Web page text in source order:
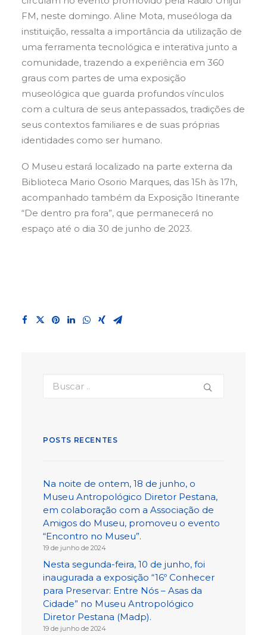
FM, neste domingo. Aline Mota, museóloga da
instituição, ressalta a importância da utilização de
uma ferramenta tecnológica e interativa junto a
comunidade, trazendo a experiência em 360
graus com partes de uma exposição
museológica que guarda profundos vínculos
com a cultura de seus antepassados, tradições de
seus contextos familiares e de suas próprias
identidades como ser humano.
O Museu estará localizado na parte externa da
Biblioteca Mario Osorio Marques, das 15h às 17h,
acompanhado também da Exposição Itinerante
“De dentro pra fora”, que permanecerá no
espaço até o dia 30 de junho de 2023.
POSTS RECENTES
Na noite de ontem, 18 de junho, o
Museu Antropológico Diretor Pestana,
em colaboração com a Associação de
Amigos do Museu, promoveu o evento
“Encontro no Museu”.
19 de junho de 2024
Nesta segunda-feira, 10 de junho, foi
inaugurada a exposição “16º Conhecer
para Preservar: Entre Nós – Asas da
Cidade” no Museu Antropológico
Diretor Pestana (Madp).
19 de junho de 2024